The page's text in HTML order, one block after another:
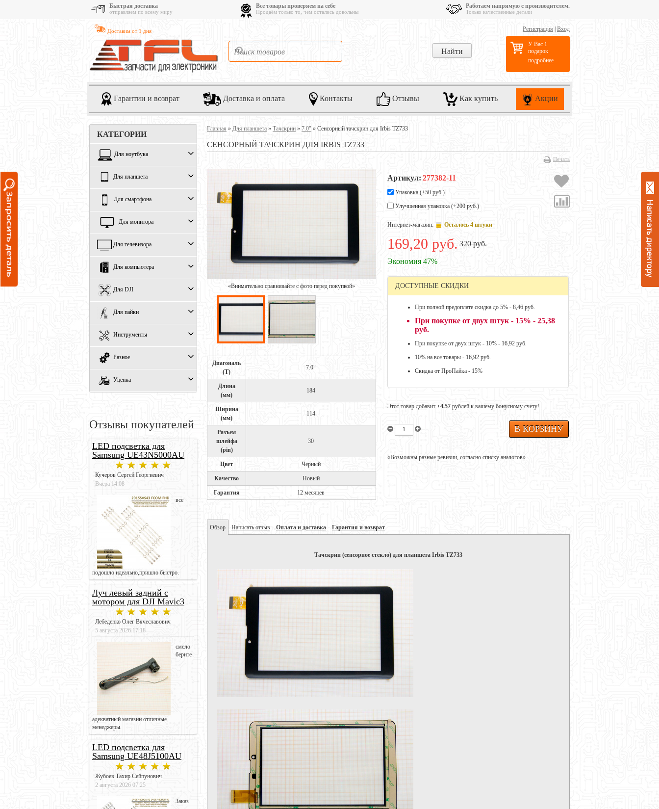
Быстрая доставка
отправляем по всему миру
Все товары проверяем на себе
Продаём только то, чем остались довольны
Работаем напрямую с производителем.
Только качественные детали
Доставим от 1 дня Регистрация Вход
У Вас 1
подарок
подробнее
Гарантии и возврат Доставка и оплата Контакты Отзывы Как купить Акции
КАТЕГОРИИ
Для ноутбука
Для планшета
Для смартфона
Для монитора
Для телевизора
Для компьютера
Для DJI
Для пайки
Инструменты
Разное
Уценка
Отзывы покупателей
LED подсветка для
Samsung UE43N5000AU
Кучеров Сергей Георгиевич
Вчера 14:08
все
подошло идеально,пришло быстро.
Луч левый задний с
мотором для DJI Mavic3
Лебеденко Олег Вячеславович
5 августа 2026 17:18
смело
берите
адекватный магазин отличные
менеджеры.
LED подсветка для
Samsung UE48J5100AU
Жубоев Тахир Сейпунович
2 августа 2026 07:25
Заказ
Главная » Для планшета » Тачскрин » 7.0" » Сенсорный тачскрин для Irbis TZ733
СЕНСОРНЫЙ ТАЧСКРИН ДЛЯ IRBIS TZ733
Печать
«Внимательно сравнивайте с фото перед покупкой»
Диагональ
(Т)
7.0"
Длина
(мм)
184
Ширина
(мм)
114
Разъем
шлейфа
(pin)
30
Цвет Черный
Качество Новый
Гарантия 12 месяцев
Артикул: 277382-11
Упаковка (+50 руб.)
Улучшенная упаковка (+200 руб.)
Интернет-магазин: Осталось 4 штуки
169,20 руб. 320 руб.
Экономия 47%
ДОСТУПНЫЕ СКИДКИ
При полной предоплате скидка до 5% - 8,46 руб.
При покупке от двух штук - 15% - 25,38
руб.
При покупке от двух штук - 10% - 16,92 руб.
10% на все товары - 16,92 руб.
Скидка от ПроПайка - 15%
Этот товар добавит +4.57 рублей к вашему бонусному счету!
«Возможны разные ревизии, согласно списку аналогов»
Обзор Написать отзыв Оплата и доставка Гарантия и возврат
Тачскрин (сенсорное стекло) для планшета Irbis TZ733